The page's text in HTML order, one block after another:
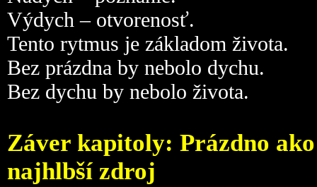
Výdych – otvorenosť.
Tento rytmus je základom života.
Bez prázdna by nebolo dychu.
Bez dychu by nebolo života.
Záver kapitoly: Prázdno ako
najhlbší zdroj